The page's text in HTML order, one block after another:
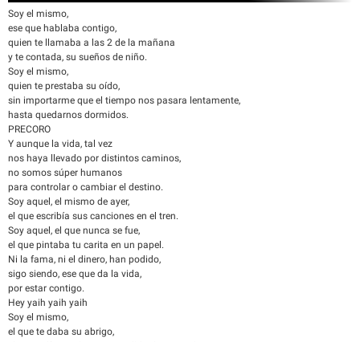
Soy el mismo,
ese que hablaba contigo,
quien te llamaba a las 2 de la mañana
y te contada, su sueños de niño.
Soy el mismo,
quien te prestaba su oído,
sin importarme que el tiempo nos pasara lentamente,
hasta quedarnos dormidos.
PRECORO
Y aunque la vida, tal vez
nos haya llevado por distintos caminos,
no somos súper humanos
para controlar o cambiar el destino.
Soy aquel, el mismo de ayer,
el que escribía sus canciones en el tren.
Soy aquel, el que nunca se fue,
el que pintaba tu carita en un papel.
Ni la fama, ni el dinero, han podido,
sigo siendo, ese que da la vida,
por estar contigo.
Hey yaih yaih yaih
Soy el mismo,
el que te daba su abrigo,